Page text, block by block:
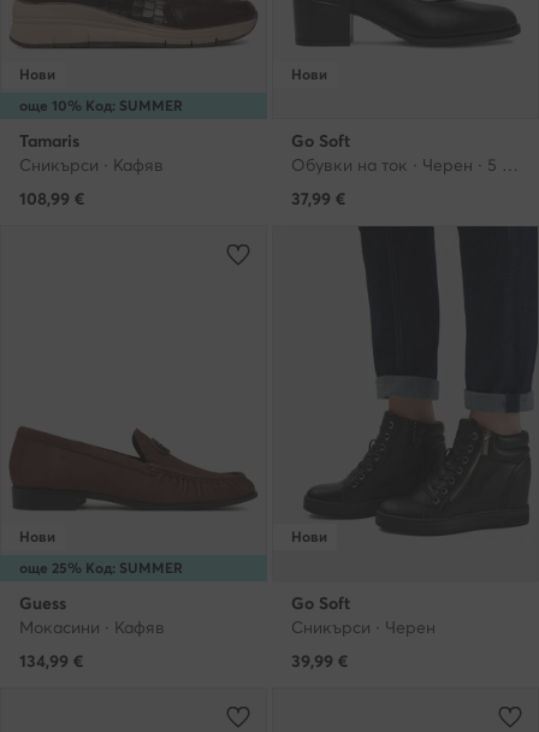
още 10% Код: SUMMER
Нови
Tamaris
Сникърси · Кафяв
108,99 €
Нови
Go Soft
Обувки на ток · Черен · 5 cm
37,99 €
още 25% Код: SUMMER
Нови
Guess
Мокасини · Кафяв
134,99 €
Нови
Go Soft
Сникърси · Черен
39,99 €